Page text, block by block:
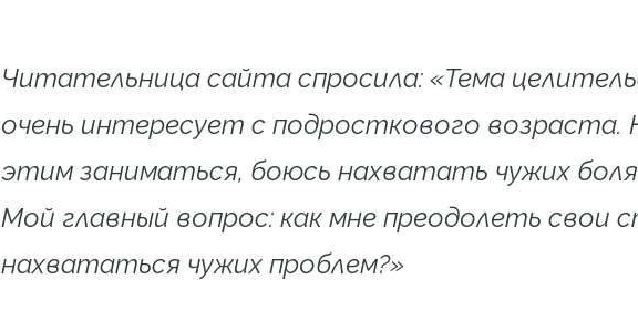
Читательница сайта спросила: «Тема
очень интересует с подросткового возраста.
этим заниматься, боюсь нахватать чужих
Мой главный вопрос: как мне преодолеть свои
нахвататься чужих проблем?»